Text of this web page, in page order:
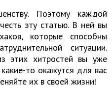
Поэтому каждой
эту статью. В ней вы
которые способны
ситуации.
этих хитростей вы уже
то окажутся для вас
их в своей жизни!